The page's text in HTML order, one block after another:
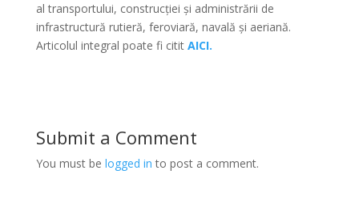
al transportului, construcției și administrării de
infrastructură rutieră, feroviară, navală și aeriană.
Articolul integral poate fi citit AICI.
Submit a Comment
You must be logged in to post a comment.